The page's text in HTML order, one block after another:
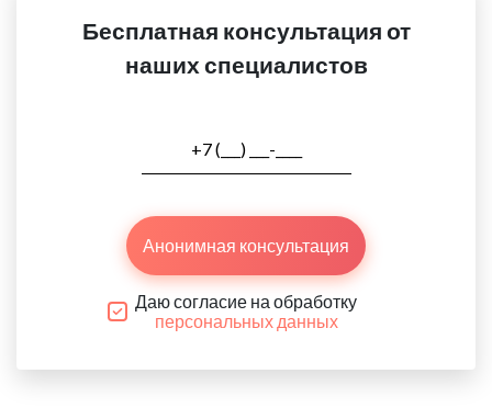
Бесплатная консультация от
наших специалистов
Анонимная консультация
Даю согласие на обработку
персональных данных